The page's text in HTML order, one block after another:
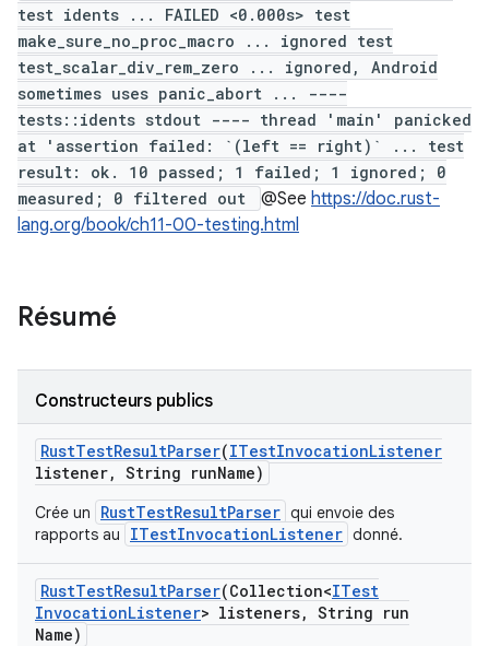
test idents ... FAILED <0.000s> test
make_sure_no_proc_macro ... ignored test
test_scalar_div_rem_zero ... ignored, Android
sometimes uses panic_abort ... ----
tests::idents stdout ---- thread 'main' panicked
at 'assertion failed: `(left == right)` ... test
result: ok. 10 passed; 1 failed; 1 ignored; 0
measured; 0 filtered out
@See https://doc.rust-
lang.org/book/ch11-00-testing.html
Résumé
Constructeurs publics
RustTestResultParser(ITestInvocationListener
listener, String runName)
Crée un RustTestResultParser qui envoie des
rapports au
ITestInvocationListener donné.
RustTestResultParser(Collection<ITest
InvocationListener> listeners, String run
Name)